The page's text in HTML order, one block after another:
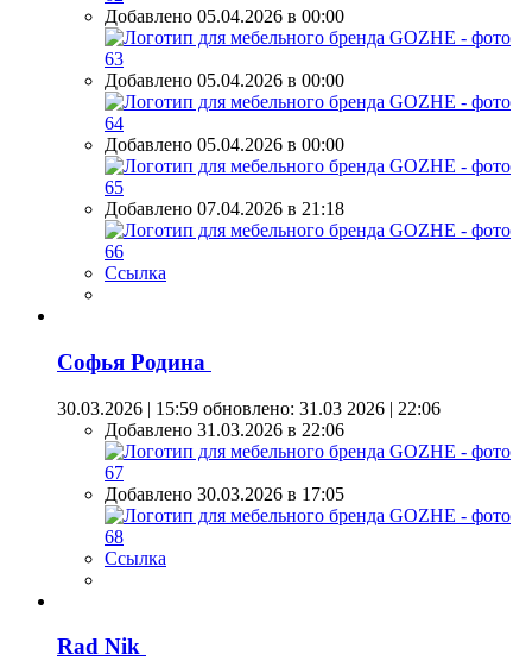
Добавлено 05.04.2026 в 00:00
Добавлено 05.04.2026 в 00:00
Добавлено 05.04.2026 в 00:00
Добавлено 07.04.2026 в 21:18
Ссылка
Софья Родина
30.03.2026 | 15:59 обновлено: 31.03 2026 | 22:06
Добавлено 31.03.2026 в 22:06
Добавлено 30.03.2026 в 17:05
Ссылка
Rad Nik